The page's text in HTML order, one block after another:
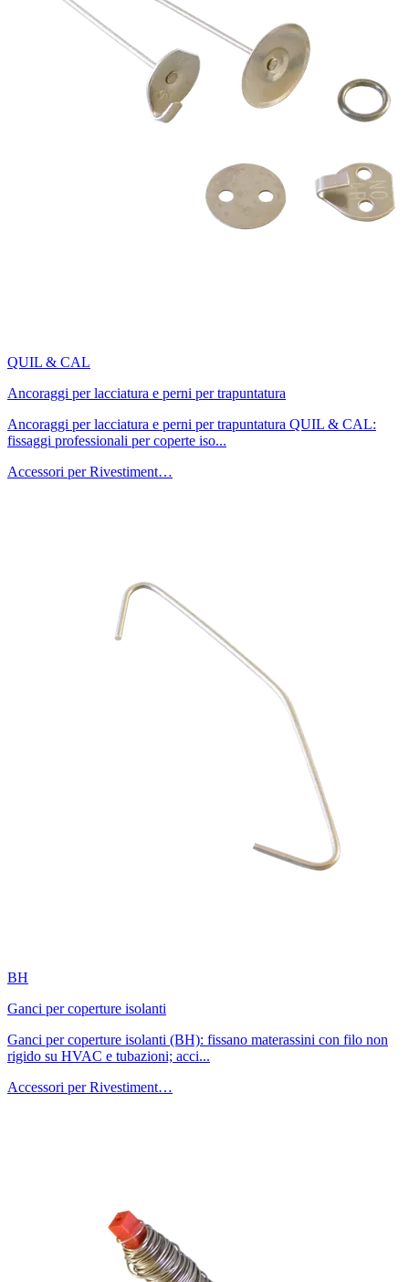
QUIL & CAL
Ancoraggi per lacciatura e perni per trapuntatura
Ancoraggi per lacciatura e perni per trapuntatura QUIL & CAL:
fissaggi professionali per coperte iso...
Accessori per Rivestiment…
BH
Ganci per coperture isolanti
Ganci per coperture isolanti (BH): fissano materassini con filo non
rigido su HVAC e tubazioni; acci...
Accessori per Rivestiment…